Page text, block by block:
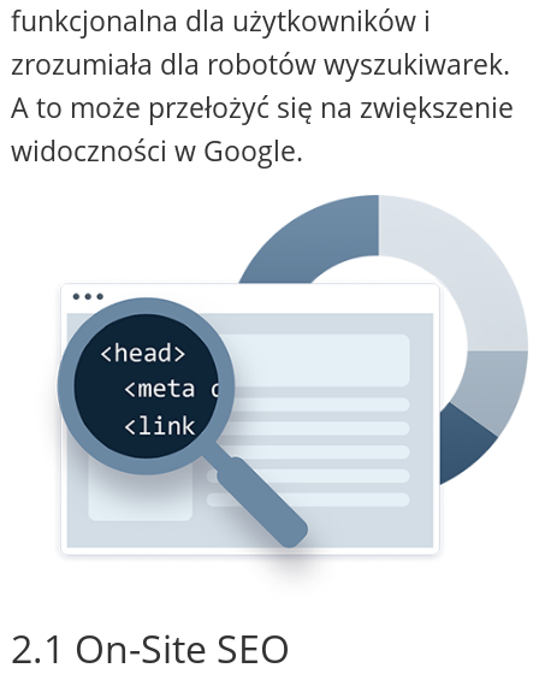
funkcjonalna dla użytkowników i
zrozumiała dla robotów wyszukiwarek.
A to może przełożyć się na zwiększenie
widoczności w Google.
2.1 On-Site SEO